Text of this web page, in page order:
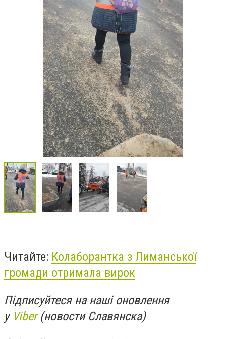
Читайте: Колаборантка з Лиманської
громади отримала вирок
Підписуйтеся на наші оновлення
у Viber(новости Славянска)